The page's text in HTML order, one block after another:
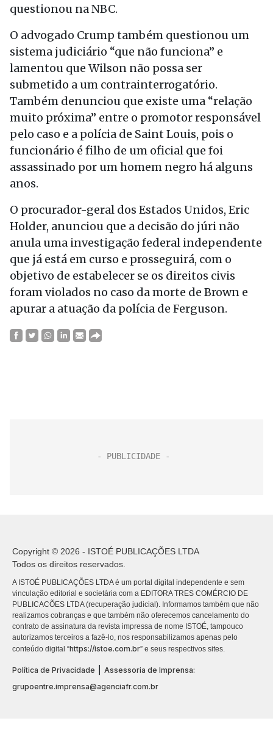
questionou na NBC.
O advogado Crump também questionou um
sistema judiciário “que não funciona” e
lamentou que Wilson não possa ser
submetido a um contrainterrogatório.
Também denunciou que existe uma “relação
muito próxima” entre o promotor responsável
pelo caso e a polícia de Saint Louis, pois o
funcionário é filho de um oficial que foi
assassinado por um homem negro há alguns
anos.
O procurador-geral dos Estados Unidos, Eric
Holder, anunciou que a decisão do júri não
anula uma investigação federal independente
que já está em curso e prosseguirá, com o
objetivo de estabelecer se os direitos civis
foram violados no caso da morte de Brown e
apurar a atuação da polícia de Ferguson.
Copyright © 2026 - ISTOÉ PUBLICAÇÕES LTDA
Todos os direitos reservados.
A ISTOÉ PUBLICAÇÕES LTDA é um portal digital independente e sem
vinculação editorial e societária com a EDITORA TRES COMÉRCIO DE
PUBLICACÕES LTDA (recuperação judicial). Informamos também que não
realizamos cobranças e que também não oferecemos cancelamento do
contrato de assinatura da revista impressa de nome ISTOÉ, tampouco
autorizamos terceiros a fazê-lo, nos responsabilizamos apenas pelo
conteúdo digital “https://istoe.com.br” e seus respectivos sites.
Política de Privacidade
Assessoria de Imprensa:
grupoentre.imprensa@agenciafr.com.br